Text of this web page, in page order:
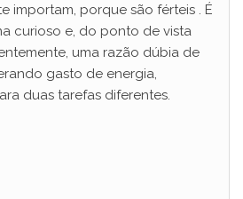
importam, porque são férteis . É
curioso e, do ponto de vista
uma razão dúbia de
gasto de energia,
duas tarefas diferentes.